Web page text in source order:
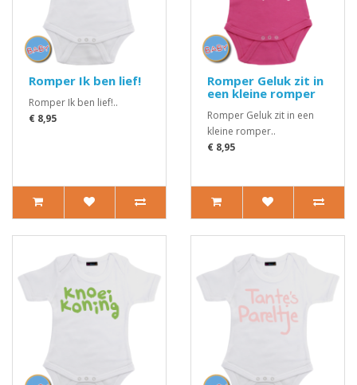
Romper Ik ben lief!
Romper Ik ben lief!..
€ 8,95
Romper Geluk zit in
een kleine romper
Romper Geluk zit in een
kleine romper..
€ 8,95